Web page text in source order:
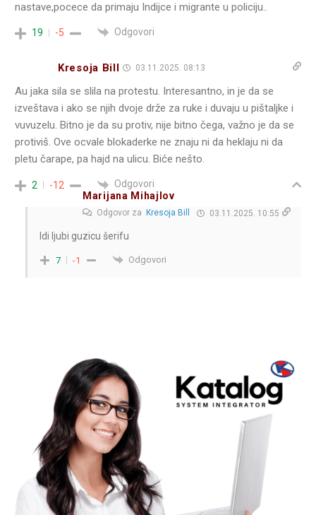
nastave,pocece da primaju Indijce i migrante u policiju..
19 -5 Odgovori
Kresoja Bill 03.11.2025. 08:13
Au jaka sila se slila na protestu. Interesantno, in je da se
izveštava i ako se njih dvoje drže za ruke i duvaju u pištaljke i
vuvuzelu. Bitno je da su protiv, nije bitno čega, važno je da se
protiviš. Ove ocvale blokaderke ne znaju ni da heklaju ni da
pletu čarape, pa hajd na ulicu. Biće nešto.
2 -12
Odgovori
Marijana Mihajlov
Odgovor za Kresoja Bill 03.11.2025. 10:55
Idi ljubi guzicu šerifu
7 -1 Odgovori